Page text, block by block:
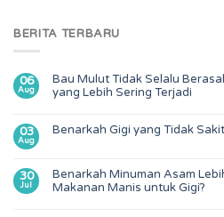
BERITA TERBARU
06
Aug
Bau Mulut Tidak Selalu
yang Lebih Sering Terjadi
03
Aug
Benarkah Gigi yang Tidak
30
Jul
Benarkah Minuman Asam
Makanan Manis untuk Gigi?